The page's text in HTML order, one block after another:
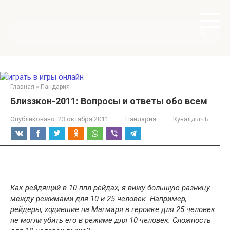
Главная » Пандария
Близзкон-2011: Вопросы и ответы обо всем
Опубликовано: 23 октября 2011 Пандария КувалдычЪ
Как рейдящий в 10-ппл рейдах, я вижу большую разницу
между режимами для 10 и 25 человек. Например,
рейдеры, ходившие на Магмаря в героике для 25 человек
не могли убить его в режиме для 10 человек. Сложность